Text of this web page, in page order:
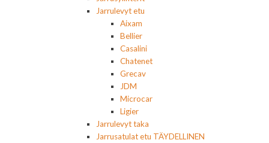
Jarrulevyt etu
Aixam
Bellier
Casalini
Chatenet
Grecav
JDM
Microcar
Ligier
Jarrulevyt taka
Jarrusatulat etu TÄYDELLINEN